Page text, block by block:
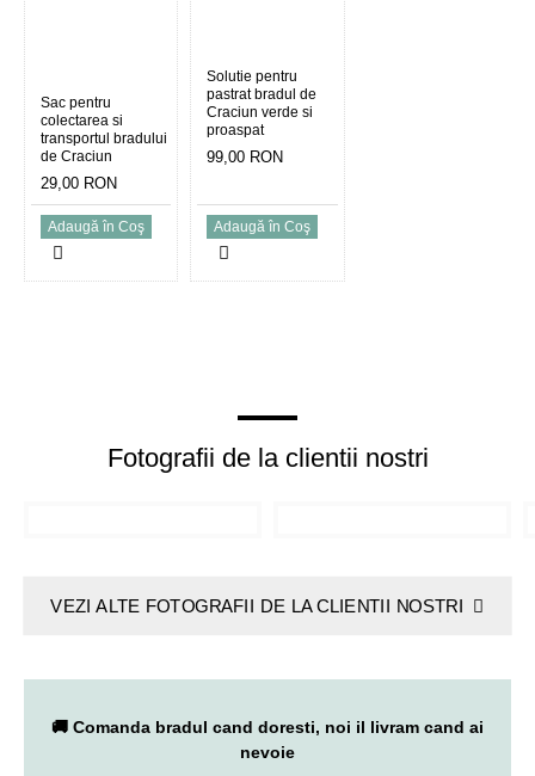
Sac pentru
colectarea si
transportul bradului
de Craciun
29,00 RON
Adaugă în Coş
Solutie pentru
pastrat bradul de
Craciun verde si
proaspat
99,00 RON
Adaugă în Coş
Fotografii de la clientii nostri
VEZI ALTE FOTOGRAFII DE LA CLIENTII NOSTRI
🚚 Comanda bradul cand doresti, noi il livram cand ai
nevoie